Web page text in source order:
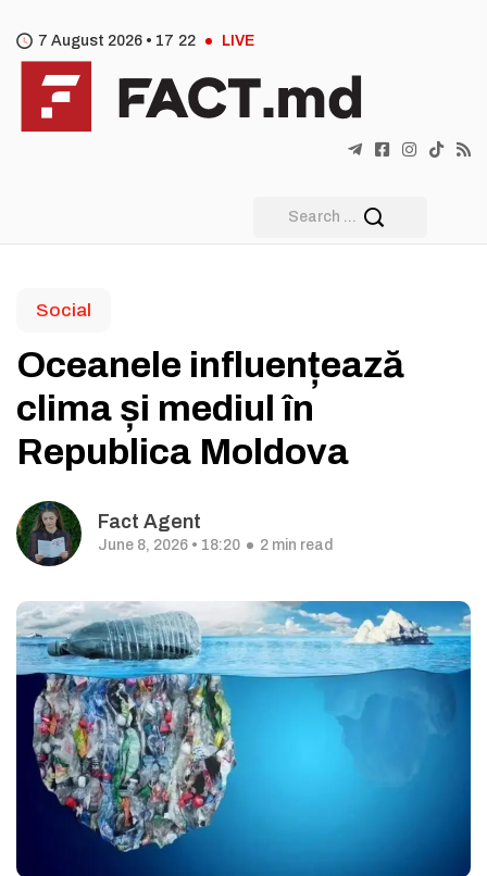
7 August 2026 • 17 22 LIVE
Social
Oceanele influențează
clima și mediul în
Republica Moldova
Fact Agent
June 8, 2026 • 18:20 2 min read